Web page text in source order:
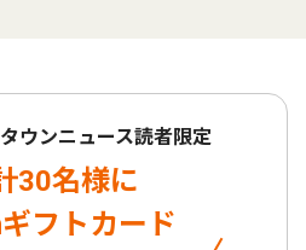
ウンニュース読者限定
30名様に
フトカード